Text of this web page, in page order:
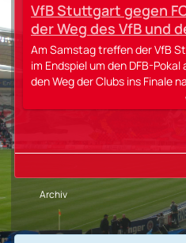
VfB Stuttgart gegen
der Weg des VfB und
Finale um den DFB-
Am Samstag treffen der VfB
im Endspiel um den DFB-
den Weg der Clubs ins Finale
Archiv